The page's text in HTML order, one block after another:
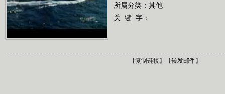
所属分类：其他
关 键 字：
【复制链接】【转发邮件】